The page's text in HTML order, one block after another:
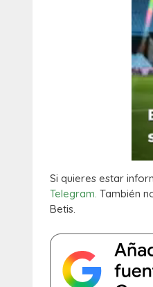
Si quieres estar
Telegram. También
Betis.